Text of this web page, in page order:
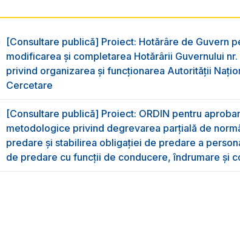
[Consultare publică] Proiect: Hotărâre de Guvern
modificarea și completarea Hotărârii Guvernului
privind organizarea şi funcţionarea Autorităţii
Cercetare
[Consultare publică] Proiect: ORDIN pentru
metodologice privind degrevarea parțială de
predare şi stabilirea obligaţiei de predare a
de predare cu funcții de conducere, îndrumare și